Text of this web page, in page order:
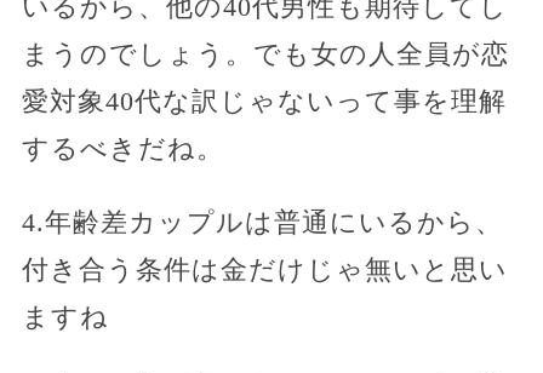
いるから、他の40代男性も期待してし
まうのでしょう。でも女の人全員が恋
愛対象40代な訳じゃないって事を理解
するべきだね。
4.年齢差カップルは普通にいるから、
付き合う条件は金だけじゃ無いと思い
ますね